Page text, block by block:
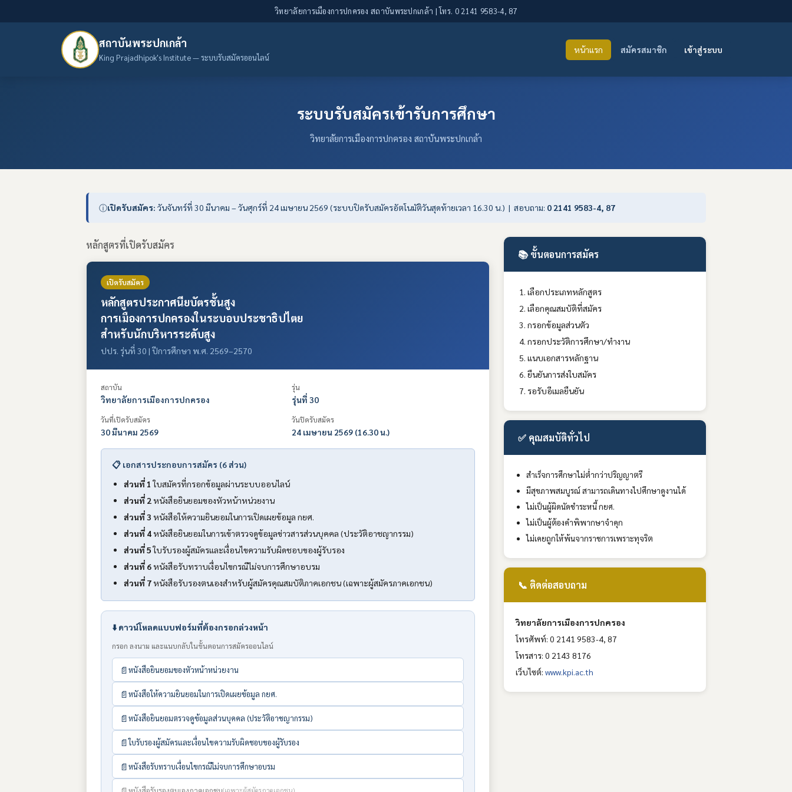
วิทยาลัยการเมืองการปกครอง สถาบันพระปกเกล้า | โทร. 0 2141 9583-4, 87
สถาบันพระปกเกล้า
King Prajadhipok's Institute — ระบบรับสมัครออนไลน์
หน้าแรก สมัครสมาชิก เข้าสู่ระบบ
ระบบรับสมัครเข้ารับการศึกษา
วิทยาลัยการเมืองการปกครอง สถาบันพระปกเกล้า
ⓘเปิดรับสมัคร: วันจันทร์ที่ 30 มีนาคม – วันศุกร์ที่ 24 เมษายน 2569 (ระบบปิดรับสมัครอัตโนมัติวันสุดท้ายเวลา 16.30 น.) | สอบถาม: 0 2141 9583-4, 87
หลักสูตรที่เปิดรับสมัคร
เปิดรับสมัคร
หลักสูตรประกาศนียบัตรชั้นสูง
การเมืองการปกครองในระบอบประชาธิปไตย
สำหรับนักบริหารระดับสูง
ปปร. รุ่นที่ 30 | ปีการศึกษา พ.ศ. 2569–2570
สถาบัน
วิทยาลัยการเมืองการปกครอง
รุ่น
รุ่นที่ 30
วันที่เปิดรับสมัคร
30 มีนาคม 2569
วันปิดรับสมัคร
24 เมษายน 2569 (16.30 น.)
📋 เอกสารประกอบการสมัคร (6 ส่วน)
ส่วนที่ 1 ใบสมัครที่กรอกข้อมูลผ่านระบบออนไลน์
ส่วนที่ 2หนังสือยินยอมของหัวหน้าหน่วยงาน
ส่วนที่ 3 หนังสือให้ความยินยอมในการเปิดเผยข้อมูล กยศ.
ส่วนที่ 4หนังสือยินยอมในการเข้าตรวจดูข้อมูลข่าวสารส่วนบุคคล (ประวัติอาชญากรรม)
ส่วนที่ 5ใบรับรองผู้สมัครและเงื่อนไขความรับผิดชอบของผู้รับรอง
ส่วนที่ 6หนังสือรับทราบเงื่อนไขกรณีไม่จบการศึกษาอบรม
ส่วนที่ 7หนังสือรับรองตนเองสำหรับผู้สมัครคุณสมบัติภาคเอกชน (เฉพาะผู้สมัครภาคเอกชน)
⬇️ ดาวน์โหลดแบบฟอร์มที่ต้องกรอกล่วงหน้า
กรอก ลงนาม และแนบกลับในขั้นตอนการสมัครออนไลน์
📄หนังสือยินยอมของหัวหน้าหน่วยงาน
📄หนังสือให้ความยินยอมในการเปิดเผยข้อมูล กยศ.
📄หนังสือยินยอมตรวจดูข้อมูลส่วนบุคคล (ประวัติอาชญากรรม)
📄ใบรับรองผู้สมัครและเงื่อนไขความรับผิดชอบของผู้รับรอง
📄หนังสือรับทราบเงื่อนไขกรณีไม่จบการศึกษาอบรม
(เฉพาะผู้สมัครภาคเอกชน)
📚 ขั้นตอนการสมัคร
เลือกประเภทหลักสูตร
เลือกคุณสมบัติที่สมัคร
กรอกข้อมูลส่วนตัว
กรอกประวัติการศึกษา/ทำงาน
แนบเอกสารหลักฐาน
ยืนยันการส่งใบสมัคร
รอรับอีเมลยืนยัน
✅ คุณสมบัติทั่วไป
สำเร็จการศึกษาไม่ต่ำกว่าปริญญาตรี
มีสุขภาพสมบูรณ์ สามารถเดินทางไปศึกษาดูงานได้
ไม่เป็นผู้ผิดนัดชำระหนี้ กยศ.
ไม่เป็นผู้ต้องคำพิพากษาจำคุก
ไม่เคยถูกให้พ้นจากราชการเพราะทุจริต
📞 ติดต่อสอบถาม
วิทยาลัยการเมืองการปกครอง
โทรศัพท์: 0 2141 9583-4, 87
โทรสาร: 0 2143 8176
เว็บไซต์:www.kpi.ac.th